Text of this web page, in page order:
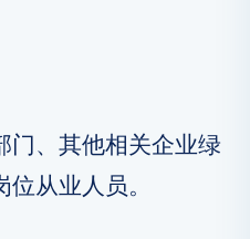
门、其他相关企业绿
从业人员。